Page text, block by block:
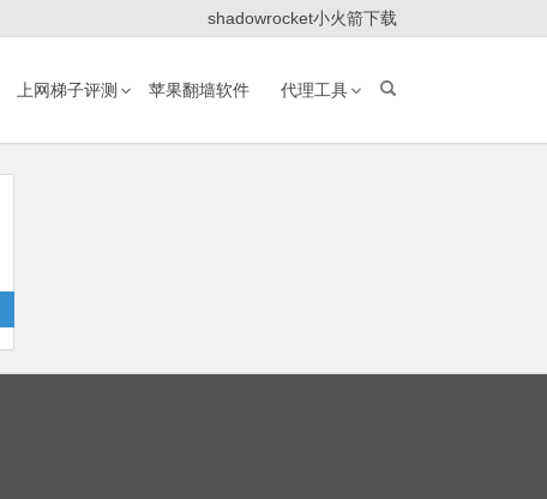
shadowrocket小火箭下载
上网梯子评测 苹果翻墙软件 代理工具